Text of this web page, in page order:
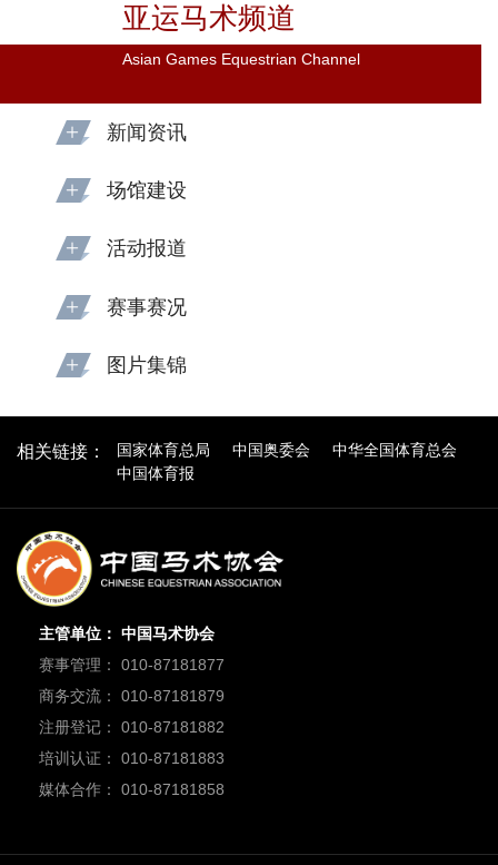
亚运马术频道
Asian Games Equestrian Channel
新闻资讯
场馆建设
活动报道
赛事赛况
图片集锦
相关链接： 国家体育总局 中国奥委会
中华全国体育总会
中国体育报
主管单位： 中国马术协会
赛事管理： 010-87181877
商务交流： 010-87181879
注册登记： 010-87181882
培训认证： 010-87181883
媒体合作： 010-87181858